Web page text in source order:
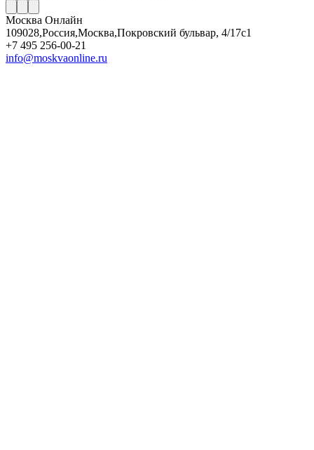
Москва Онлайн
109028,Россия,Москва,Покровский бульвар, 4/17с1
+7 495 256-00-21
info@moskvaonline.ru